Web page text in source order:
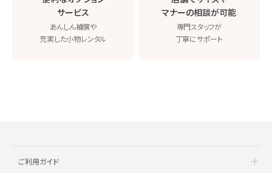
サービス
あんしん補償や
充実した小物レンタル
マナーの相談が可能
専門スタッフが
丁寧にサポート
ご利用ガイド